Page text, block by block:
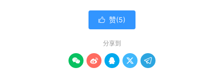
 赞(5)
分享到
    